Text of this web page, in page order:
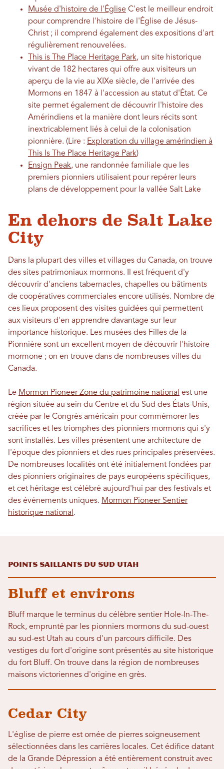
Musée d'histoire de l'Église C'est le meilleur endroit
pour comprendre l'histoire de l'Église de Jésus-
Christ ; il comprend également des expositions d'art
régulièrement renouvelées.
This is The Place Heritage Park, un site historique
vivant de 182 hectares qui offre aux visiteurs un
aperçu de la vie au XIXe siècle, de l'arrivée des
Mormons en 1847 à l'accession au statut d'État. Ce
site permet également de découvrir l'histoire des
Amérindiens et la manière dont leurs récits sont
inextricablement liés à celui de la colonisation
pionnière. (Lire : Exploration du village amérindien à
This Is The Place Heritage Park)
Ensign Peak, une randonnée familiale que les
premiers pionniers utilisaient pour repérer leurs
plans de développement pour la vallée Salt Lake
En dehors de Salt Lake
City
Dans la plupart des villes et villages du Canada, on trouve
des sites patrimoniaux mormons. Il est fréquent d'y
découvrir d'anciens tabernacles, chapelles ou bâtiments
de coopératives commerciales encore utilisés. Nombre de
ces lieux proposent des visites guidées qui permettent
aux visiteurs d'en apprendre davantage sur leur
importance historique. Les musées des Filles de la
Pionnière sont un excellent moyen de découvrir l'histoire
mormone ; on en trouve dans de nombreuses villes du
Canada.
Le Mormon Pioneer Zone du patrimoine national est une
région située au sein du Centre et du Sud des États-Unis,
créée par le Congrès américain pour commémorer les
sacrifices et les triomphes des pionniers mormons qui s'y
sont installés. Les villes présentent une architecture de
l'époque des pionniers et des rues principales préservées.
De nombreuses localités ont été initialement fondées par
des pionniers originaires de pays européens spécifiques,
et cet héritage est célébré aujourd'hui par des festivals et
des événements uniques. Mormon Pioneer Sentier
historique national.
Points saillants du Sud Utah
Bluff et environs
Bluff marque le terminus du célèbre sentier Hole-In-The-
Rock, emprunté par les pionniers mormons du sud-ouest
au sud-est Utah au cours d'un parcours difficile. Des
vestiges du fort d'origine sont présentés au site historique
du fort Bluff. On trouve dans la région de nombreuses
maisons victoriennes d'origine en grès.
Cedar City
L'église de pierre est ornée de pierres soigneusement
sélectionnées dans les carrières locales. Cet édifice datant
de la Grande Dépression a été entièrement construit avec